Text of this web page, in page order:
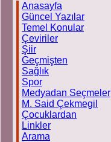
Anasayfa
Güncel Yazılar
Temel Konular
Çeviriler
Şiir
Geçmişten
Sağlık
Spor
Medyadan Seçmeler
M. Said Çekmegil
Çocuklardan
Linkler
Arama